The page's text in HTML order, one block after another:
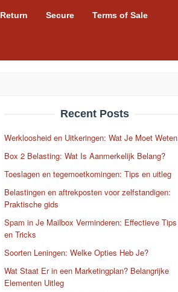
Return Secure Terms of Sale
Recent Posts
Werkloosheid en Uitkeringen: Wat Je Moet Weten
Box 2 Belasting: Wat Is Aanmerkelijk Belang?
Toeslagen en tegemoetkomingen: Tips en uitleg
Belastingen en aftrekposten voor zelfstandigen:
Praktische gids
Spam in Je Mailbox Verminderen: Effectieve Tips
en Tricks
Soorten Leningen: Welke Opties Heb Je?
Wat Staat Er in een Marketingplan? Belangrijke
Elementen Uitleg